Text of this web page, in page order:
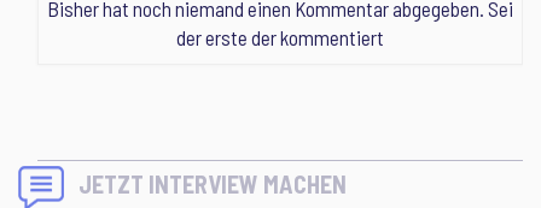
Bisher hat noch niemand einen Kommentar abgegeben. Sei
der erste der kommentiert
JETZT INTERVIEW MACHEN